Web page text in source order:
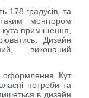
178 градусів, та
монітором
приміщення,
Дизайн
виконаний
оформлення. Кут
потреби та
в дизайн